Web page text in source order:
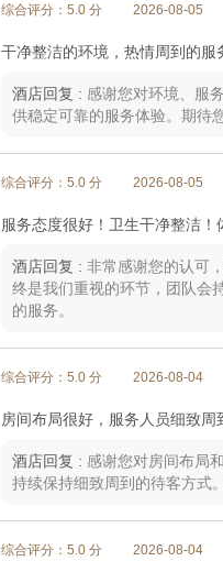
综合评分：5.0 分 2026-08-05
干净整洁的环境，热情周到的服
酒店回复 : 感谢您对环境、服
供稳定可靠的服务体验。期待
综合评分：5.0 分 2026-08-05
服务态度很好！卫生干净整洁！
酒店回复 : 非常感谢您的认可
终是我们重视的环节，团队会
的服务。
综合评分：5.0 分 2026-08-04
房间布局很好，服务人员细致周
酒店回复 : 感谢您对房间布局
持续保持细致周到的待客方式
综合评分：5.0 分 2026-08-04